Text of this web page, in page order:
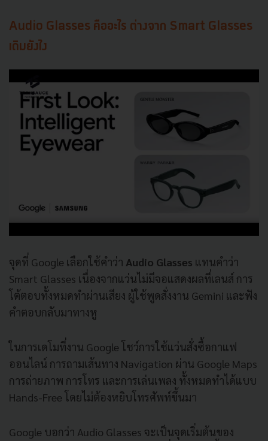
Audio Glasses คืออะไร ต่างจาก Smart Glasses
เดิมยังไง
จุดที่ Google เลือกใช้คำว่า Audio Glasses แทนคำว่า
Smart Glasses เนื่องจากแว่นไม่มีจอแสดงผลที่เลนส์ การ
โต้ตอบทั้งหมดทำผ่านเสียง ผู้ใช้พูดสั่งงาน Gemini และฟัง
คำตอบกลับมาทางหู
ในการเดโมที่งาน Google โชว์การใช้แว่นสั่งซื้อกาแฟ
ออนไลน์ การถามเส้นทาง Navigation ผ่าน Google Maps
การถ่ายภาพ การโทร และการเล่นเพลง ทั้งหมดทำได้แบบ
Hands-Free โดยไม่ต้องหยิบโทรศัพท์ขึ้นมา
Google บอกว่า Audio Glasses จะเป็นจุดเริ่มต้นของ